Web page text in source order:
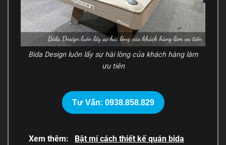
Bida Design luôn lấy sự hài lòng của khách hàng làm
ưu tiên
Tư Vấn: 0938.858.829
Xem thêm:
Bật mí cách thiết kế quán bida